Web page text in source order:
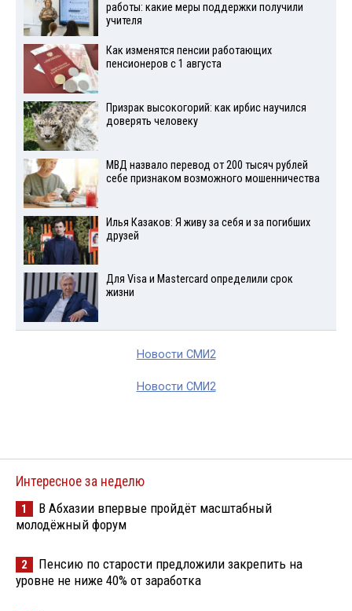
работы: какие меры поддержки получили
учителя
Как изменятся пенсии работающих
пенсионеров с 1 августа
Призрак высокогорий: как ирбис научился
доверять человеку
МВД назвало перевод от 200 тысяч рублей
себе признаком возможного мошенничества
Илья Казаков: Я живу за себя и за погибших
друзей
Для Visа и Mastercard определили срок
жизни
Новости СМИ2
Новости СМИ2
Интересное за неделю
1
В Абхазии впервые пройдёт масштабный
молодёжный форум
2
Пенсию по старости предложили закрепить на
уровне не ниже 40% от заработка